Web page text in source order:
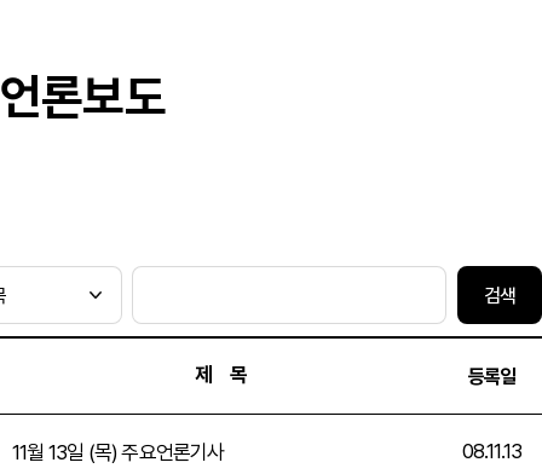
언론보도
제 목 등록일
11월 13일 (목) 주요언론기사 08.11.13
검색